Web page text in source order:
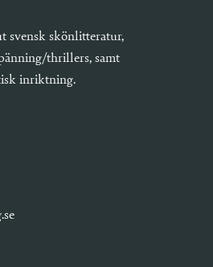
svensk skönlitteratur,
thrillers, samt
inriktning.